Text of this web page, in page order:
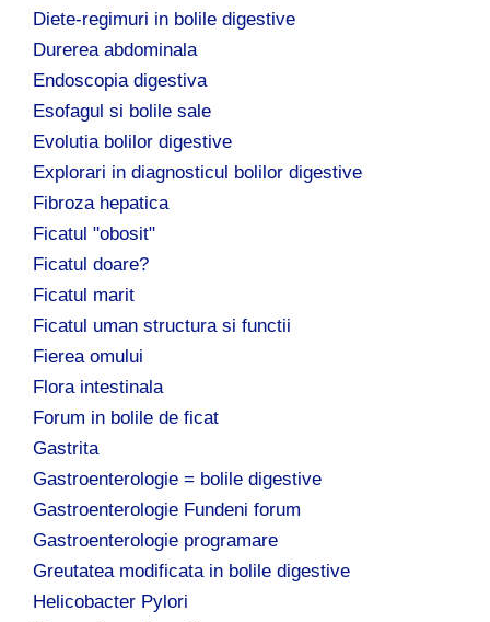
Diete-regimuri in bolile digestive
Durerea abdominala
Endoscopia digestiva
Esofagul si bolile sale
Evolutia bolilor digestive
Explorari in diagnosticul bolilor digestive
Fibroza hepatica
Ficatul "obosit"
Ficatul doare?
Ficatul marit
Ficatul uman structura si functii
Fierea omului
Flora intestinala
Forum in bolile de ficat
Gastrita
Gastroenterologie = bolile digestive
Gastroenterologie Fundeni forum
Gastroenterologie programare
Greutatea modificata in bolile digestive
Helicobacter Pylori